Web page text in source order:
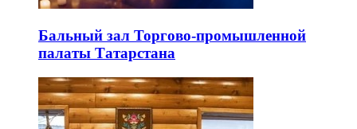
Бальный зал Торгово-промышленной
палаты Татарстана